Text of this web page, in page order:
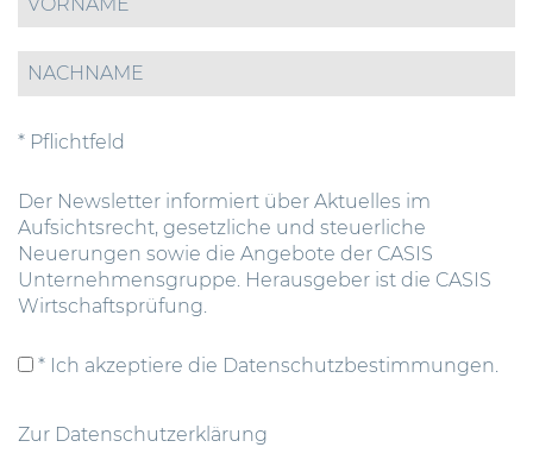
* Pflichtfeld
Der Newsletter informiert über Aktuelles im
Aufsichtsrecht, gesetzliche und steuerliche
Neuerungen sowie die Angebote der CASIS
Unternehmensgruppe. Herausgeber ist die CASIS
Wirtschaftsprüfung.
* Ich akzeptiere die Datenschutzbestimmungen.
Zur Datenschutzerklärung